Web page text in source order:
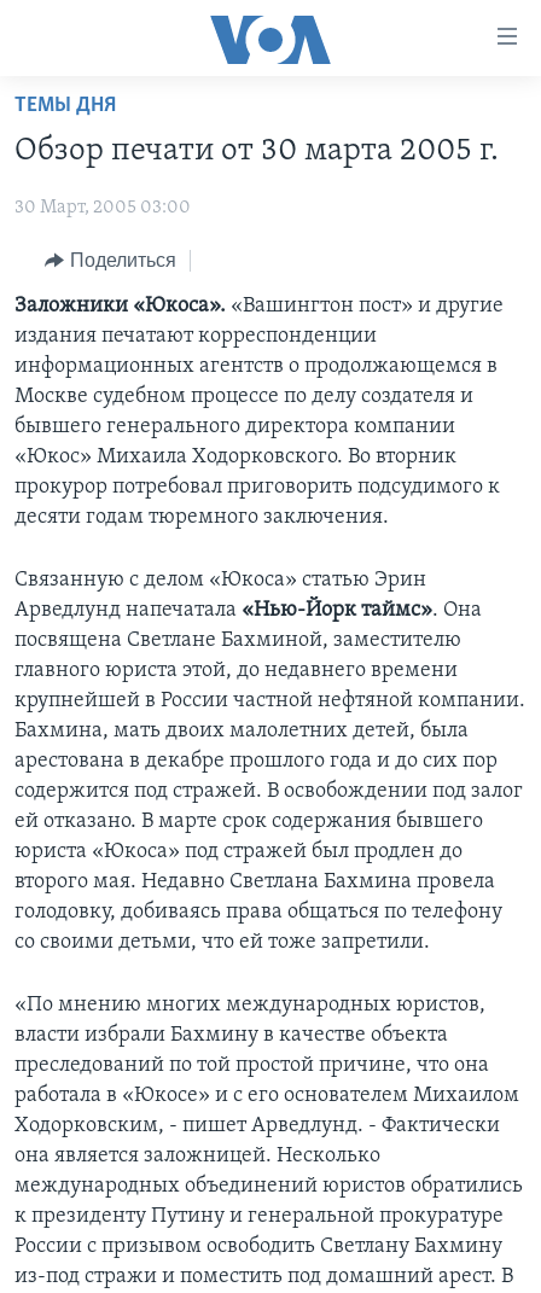
Перейти
основной
Перейти
навигации
Перейти
поиск
ГЛАВНОЕ
ПРОГРАММЫ
АМЕРИКА
НОВОСТИ ЗА МИНУТУ
ИТОГИ
ПОЧЕМУ ЭТО ВАЖНО?
ДИСКУССИЯ VOA
ДЕТАЛИ
НЬЮ-ЙОРК NEW YORK
АМЕРИКА. БОЛЬШОЕ ПУТЕШЕСТВИЕ
ПРОЕКТЫ
УЧИМ АНГЛИЙСКИЙ
НАША АМЕРИКАНСКАЯ ИСТОРИЯ
А КАК В АМЕРИКЕ?
АРТЕФАКТЫ
АМЕРИКАНСКИЕ ГОРОДКИ
ЭКСПЕРТИЗА
ИНТЕРВЬЮ
ФАКТЫ ПРОТИВ ФЕЙКОВ
ЗА СВОБОДУ ПРЕССЫ
УЧИМ АНГЛИЙСКИЙ
ВИДЕО
ПОДПИСКА НА НОВОСТИ
Learning English
СОЦИАЛЬНЫЕ СЕТИ
Языки
ТЕМЫ ДНЯ
Обзор печати от 30 марта 2005 г.
30 Март, 2005 03:00
Поделиться
Заложники «Юкоса». «Вашингтон пост» и другие
издания печатают корреспонденции
информационных агентств о продолжающемся в
Москве судебном процессе по делу создателя и
бывшего генерального директора компании
«Юкос» Михаила Ходорковского. Во вторник
прокурор потребовал приговорить подсудимого к
десяти годам тюремного заключения.
Связанную с делом «Юкоса» статью Эрин
Арведлунд напечатала «Нью-Йорк таймс». Она
посвящена Светлане Бахминой, заместителю
главного юриста этой, до недавнего времени
крупнейшей в России частной нефтяной компании.
Бахмина, мать двоих малолетних детей, была
арестована в декабре прошлого года и до сих пор
содержится под стражей. В освобождении под залог
ей отказано. В марте срок содержания бывшего
юриста «Юкоса» под стражей был продлен до
второго мая. Недавно Светлана Бахмина провела
голодовку, добиваясь права общаться по телефону
со своими детьми, что ей тоже запретили.
«По мнению многих международных юристов,
власти избрали Бахмину в качестве объекта
преследований по той простой причине, что она
работала в «Юкосе» и с его основателем Михаилом
Ходорковским, - пишет Арведлунд. - Фактически
она является заложницей. Несколько
международных объединений юристов обратились
к президенту Путину и генеральной прокуратуре
России с призывом освободить Светлану Бахмину
из-под стражи и поместить под домашний арест. В